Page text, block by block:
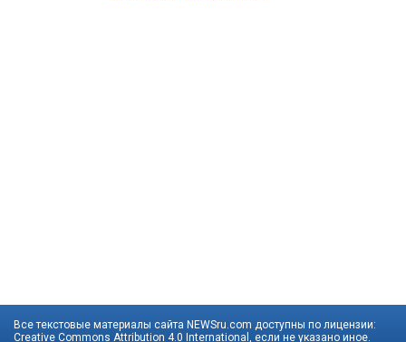
Все текстовые материалы сайта NEWSru.com доступны по лицензии:
Creative Commons Attribution 4.0 International , если не указано иное.